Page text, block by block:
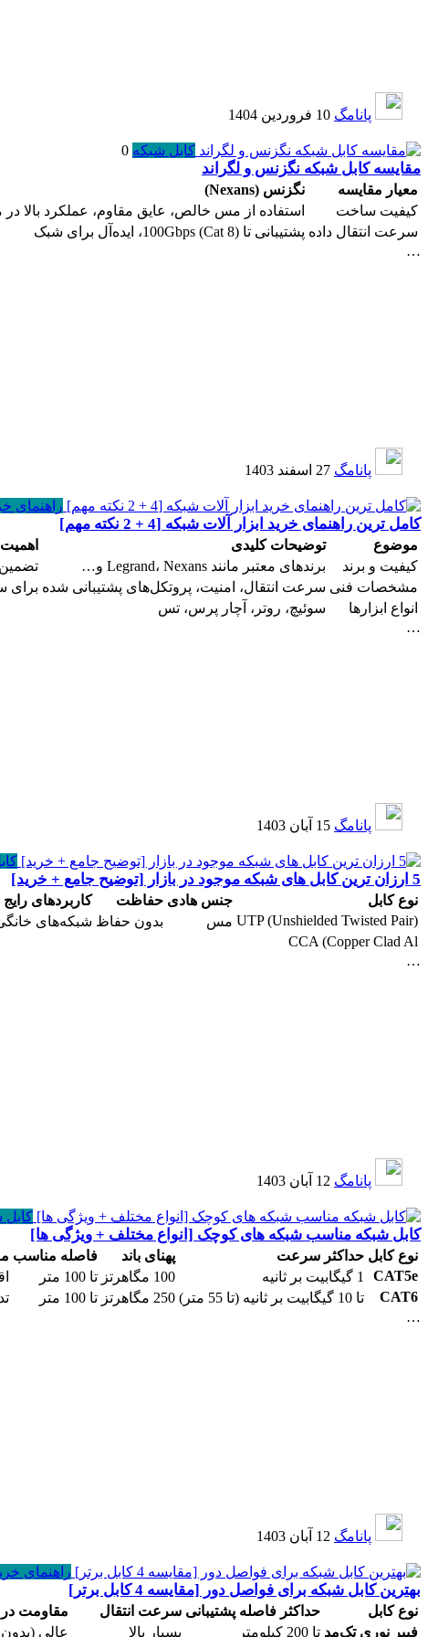
پانامگ 10 فروردین 1404
کابل شبکه 0
مقایسه کابل شبکه نگزنس و لگراند
معیار مقایسه نگزنس (Nexans)
کیفیت ساخت
استفاده از مس خالص، عایق مقاوم، عملکرد بالا
سرعت انتقال داده پشتیبانی تا 100Gbps (Cat 8)، ایده‌آل برای شبک
…
پانامگ 27 اسفند 1403
راهنمای
کامل ترین راهنمای خرید ابزار آلات شبکه [4 + 2 نکته مهم]
موضوع توضیحات کلیدی
کیفیت و برند
برندهای معتبر مانند Legrand، Nexans و…
تضمین
مشخصات فنی سرعت انتقال، امنیت، پروتکل‌های پشتیبانی شده برای
انواع ابزارها
سوئیچ، روتر، آچار پرس، تس
…
پانامگ 15 آبان 1403
5 ارزان ترین کابل های شبکه موجود در بازار [توضیح جامع + خرید]
نوع کابل جنس هادی حفاظت کاربردهای رایج
UTP (Unshielded Twisted Pair) مس بدون حفاظ شبکه‌های
CCA (Copper Clad Al
…
پانامگ 12 آبان 1403
کابل
کابل شبکه مناسب شبکه های کوچک [انواع مختلف + ویژگی ها]
نوع کابل حداکثر سرعت پهنای باند فاصله مناسب
CAT5e
1 گیگابیت بر ثانیه 100 مگاهرتز تا 100 متر
CAT6
تا 10 گیگابیت بر ثانیه (تا 55 متر) 250 مگاهرتز تا 100 متر
…
پانامگ 12 آبان 1403
راهنمای
بهترین کابل شبکه برای فواصل دور [مقایسه 4 کابل برتر]
نوع کابل حداکثر فاصله پشتیبانی سرعت انتقال مقاومت در
فیبر نوری تک‌مد تا 200 کیلومتر بسیار بالا عالی (بدون EMI)